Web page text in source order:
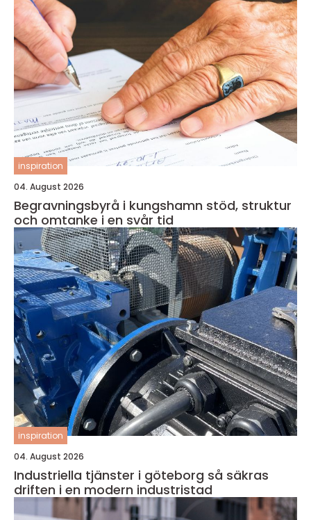
inspiration
04. August 2026
Begravningsbyrå i kungshamn stöd, struktur
och omtanke i en svår tid
inspiration
04. August 2026
Industriella tjänster i göteborg så säkras
driften i en modern industristad